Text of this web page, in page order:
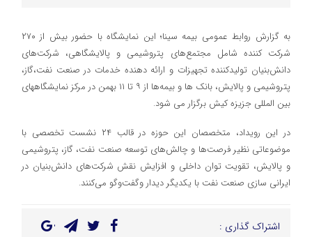
به گزارش روابط عمومی بیمه سینا؛ این نمایشگاه با حضور بیش از ۲۷۰
شرکت کننده شامل مجتمع‌های پتروشیمی و پالایشگاهی، شرکت‌های
دانش‌بنیان تولیدکننده تجهیزات و ارائه دهنده خدمات در صنعت نفت،گاز،
پتروشیمی و پالایش، بانک ها و بیمه‌ها از ۹ تا ۱۱ بهمن در مرکز نمایشگاههای
بین المللی جزیزه کیش برگزار می شود.
در این رویداد، متخصصان این حوزه در قالب ۲۴ نشست تخصصی با
موضوعاتی نظیر فرصت‌ها و چالش‌های توسعه صنعت نفت، گاز، پتروشیمی
و پالایش، تقویت توان داخلی و افزایش نقش شرکت‌های دانش‌بنیان در
ایرانی سازی صنعت نفت با یکدیگر دیدار وگفت‌وگو می‌کنند.
اشتراک گذاری :